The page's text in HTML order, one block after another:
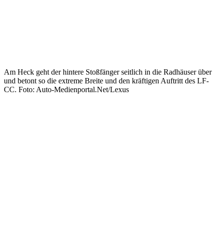
Am Heck geht der hintere Stoßfänger seitlich in die Radhäuser über
und betont so die extreme Breite und den kräftigen Auftritt des LF-
CC. Foto: Auto-Medienportal.Net/Lexus